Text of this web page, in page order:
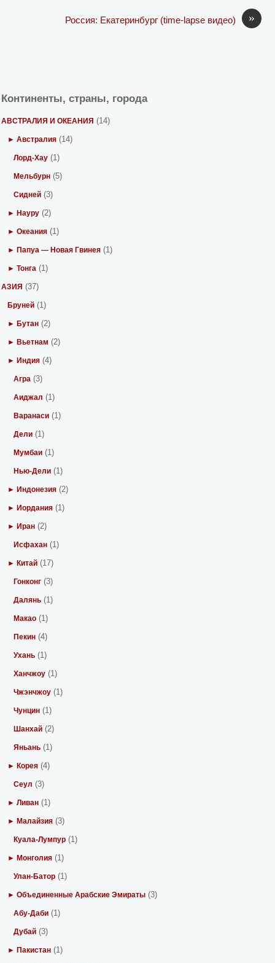
»
Россия: Екатеринбург (time-lapse видео)
Континенты, страны, города
АВСТРАЛИЯ И ОКЕАНИЯ (14)
► Австралия (14)
Лорд-Хау (1)
Мельбурн (5)
Сидней (3)
► Науру (2)
► Океания (1)
► Папуа — Новая Гвинея (1)
► Тонга (1)
АЗИЯ (37)
Бруней (1)
► Бутан (2)
► Вьетнам (2)
► Индия (4)
Агра (3)
Аиджал (1)
Варанаси (1)
Дели (1)
Мумбаи (1)
Нью-Дели (1)
► Индонезия (2)
► Иордания (1)
► Иран (2)
Исфахан (1)
► Китай (17)
Гонконг (3)
Далянь (1)
Макао (1)
Пекин (4)
Ухань (1)
Ханчжоу (1)
Чжэнчжоу (1)
Чунцин (1)
Шанхай (2)
Яньань (1)
► Корея (4)
Сеул (3)
► Ливан (1)
► Малайзия (3)
Куала-Лумпур (1)
► Монголия (1)
Улан-Батор (1)
► Объединенные Арабские Эмираты (3)
Абу-Даби (1)
Дубай (3)
► Пакистан (1)